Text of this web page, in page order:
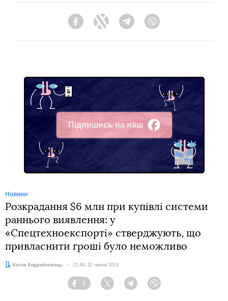
FacebookTwitter Telegram
Підпишись на наш
Facebook
Новини
Розкрадання $6 млн при купівлі системи
раннього виявлення: у
«Спецтехноекспорті» стверджують, що
привласнити гроші було неможливо
Автор:Костя Андрейковець Дата:
22:48, 22 липня 2019
Facebook
2
Twitter TelegramViber